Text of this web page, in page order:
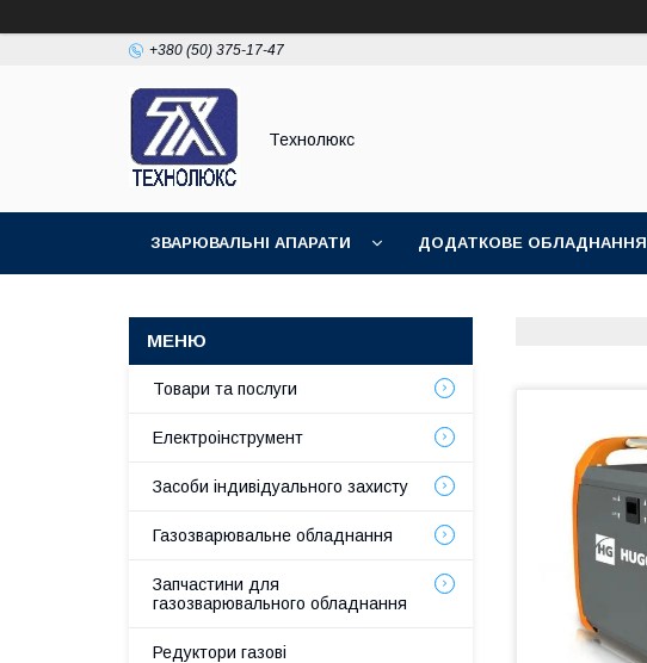
+380 (50) 375-17-47
Технолюкс
ЗВАРЮВАЛЬНІ АПАРАТИ ДОДАТКОВЕ ОБЛАДНАННЯ
Товари та послуги
Електроінструмент
Засоби індивідуального захисту
Газозварювальне обладнання
Запчастини для
газозварювального обладнання
Редуктори газові